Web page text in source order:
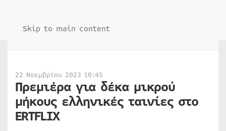
Skip to main content
22 Νοεμβρίου 2023 10:45
Πρεμιέρα για δέκα μικρού
μήκους ελληνικές ταινίες στο
ERTFLIX